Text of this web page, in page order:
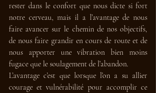
rester dans le confort que nous dicte si fort
notre cerveau, mais il a l’avantage de nous
faire avancer sur le chemin de nos objectifs,
de nous faire grandir en cours de route et de
nous apporter une vibration bien moins
fugace que le soulagement de l’abandon.
L’avantage c’est que lorsque l’on a su allier
courage et vulnérabilité pour accomplir ce